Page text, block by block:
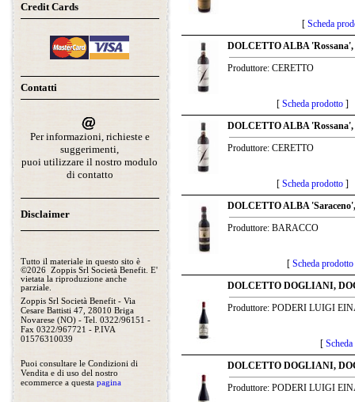
Credit Cards
Contatti
Per informazioni, richieste e
suggerimenti,
puoi utilizzare il nostro modulo
di contatto
Disclaimer
Tutto il materiale in questo sito è
©2026 Zoppis Srl Società Benefit. E'
vietata la riproduzione anche
parziale.
Zoppis Srl Società Benefit - Via
Cesare Battisti 47, 28010 Briga
Novarese (NO) - Tel. 0322/96151 -
Fax 0322/967721 - P.IVA
01576310039
Puoi consultare le Condizioni di
Vendita e di uso del nostro
ecommerce a questa pagina
[ Scheda
DOLCETTO ALBA 'Rossana',
Produttore: CERETTO
[ Scheda prodotto]
DOLCETTO ALBA 'Rossana',
Produttore: CERETTO
[ Scheda prodotto]
DOLCETTO ALBA
Produttore: BARACCO
[ Scheda prodotto
DOLCETTO DOGLIANI,
Produttore: PODERI LUIGI
[
DOLCETTO DOGLIANI,
Produttore: PODERI LUIGI